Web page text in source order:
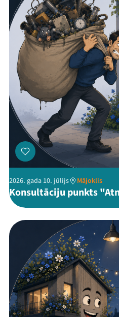
Mana
Viņi bija
2026. gada 10. jūlijs Mājoklis
Konsultāciju punkts